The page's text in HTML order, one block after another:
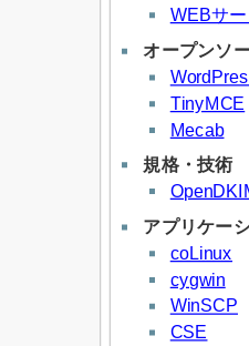
WEBサ
オープンソ
TinyMCE
Mecab
規格・技術
アプリケー
coLinux
cygwin
WinSCP
CSE